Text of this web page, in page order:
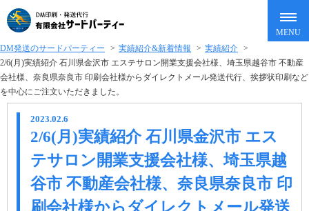
DM発送のサードパーティー > 実績紹介&新着情報 > 実績紹介 >
2/6(月)実績紹介 石川県金沢市 エステサロン開業支援会社様、埼玉県越谷市 不動産
会社様、奈良県奈良市 印刷会社様からダイレクトメール発送代行、挨拶状印刷など
を中心にご注文いただきました。
2023.02.6
2/6(月)実績紹介 石川県金沢市 エス
テサロン開業支援会社様、埼玉県越
谷市 不動産会社様、奈良県奈良市 印
刷会社様からダイレクトメール発送